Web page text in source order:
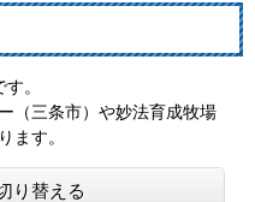
。
（三条市）や妙法育成牧場
ます。
り替える